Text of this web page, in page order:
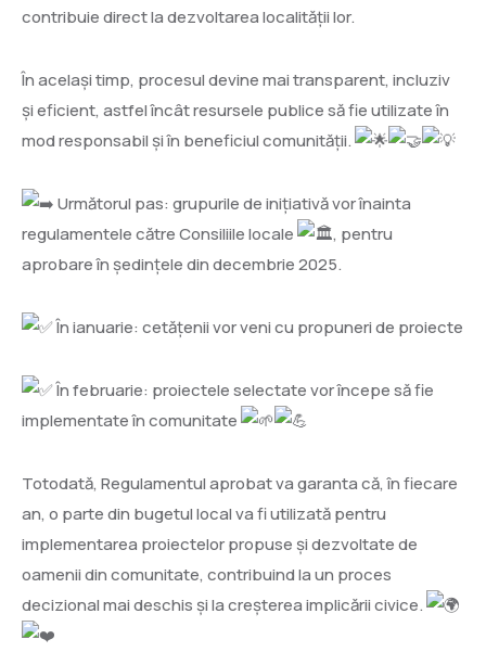
contribuie direct la dezvoltarea localității lor.
În același timp, procesul devine mai transparent, incluziv
și eficient, astfel încât resursele publice să fie utilizate în
mod responsabil și în beneficiul comunității.
Următorul pas: grupurile de inițiativă vor înainta
regulamentele către Consiliile locale
, pentru
aprobare în ședințele din decembrie 2025.
În ianuarie: cetățenii vor veni cu propuneri de proiecte
În februarie: proiectele selectate vor începe să fie
implementate în comunitate
Totodată, Regulamentul aprobat va garanta că, în fiecare
an, o parte din bugetul local va fi utilizată pentru
implementarea proiectelor propuse și dezvoltate de
oamenii din comunitate, contribuind la un proces
decizional mai deschis și la creșterea implicării civice.